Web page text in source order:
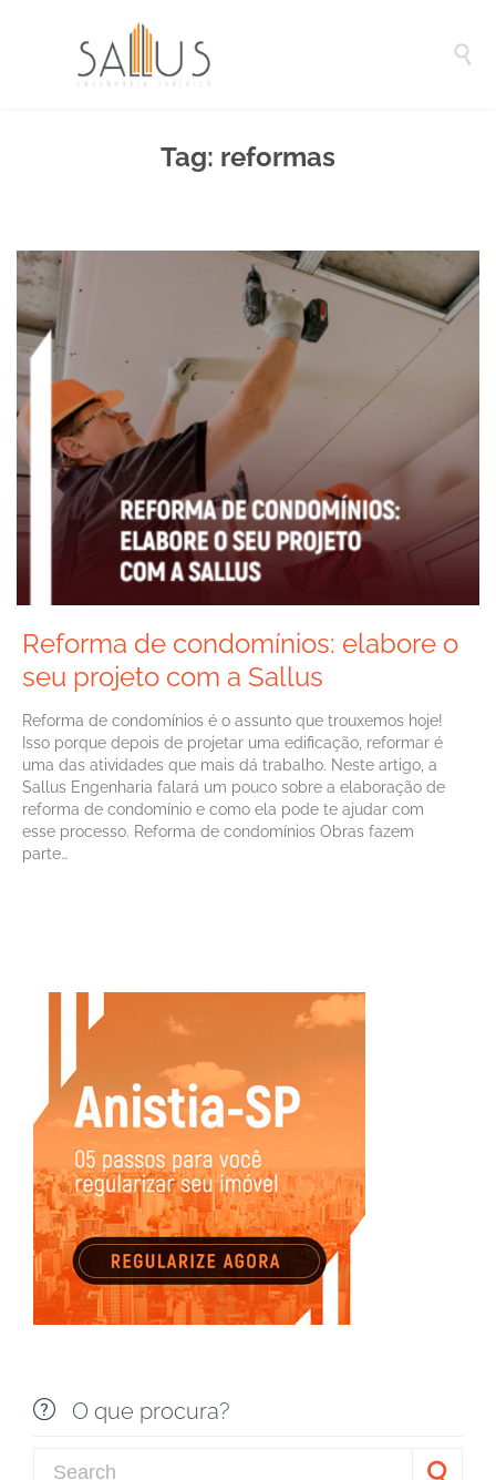

Tag: reformas
Reforma de condomínios: elabore o
seu projeto com a Sallus
Reforma de condomínios é o assunto que trouxemos hoje!
Isso porque depois de projetar uma edificação, reformar é
uma das atividades que mais dá trabalho. Neste artigo, a
Sallus Engenharia falará um pouco sobre a elaboração de
reforma de condomínio e como ela pode te ajudar com
esse processo. Reforma de condomínios Obras fazem
parte…
 O que procura?